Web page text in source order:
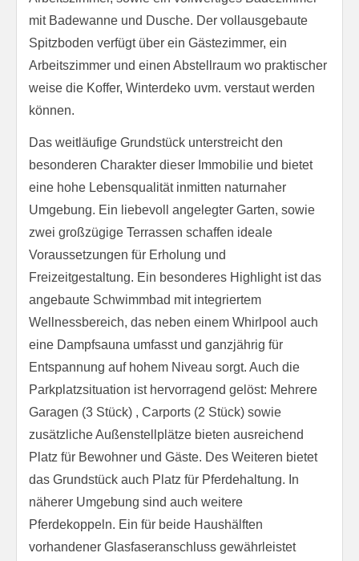
mit Badewanne und Dusche. Der vollausgebaute
Spitzboden verfügt über ein Gästezimmer, ein
Arbeitszimmer und einen Abstellraum wo praktischer
weise die Koffer, Winterdeko uvm. verstaut werden
können.
Das weitläufige Grundstück unterstreicht den
besonderen Charakter dieser Immobilie und bietet
eine hohe Lebensqualität inmitten naturnaher
Umgebung. Ein liebevoll angelegter Garten, sowie
zwei großzügige Terrassen schaffen ideale
Voraussetzungen für Erholung und
Freizeitgestaltung. Ein besonderes Highlight ist das
angebaute Schwimmbad mit integriertem
Wellnessbereich, das neben einem Whirlpool auch
eine Dampfsauna umfasst und ganzjährig für
Entspannung auf hohem Niveau sorgt. Auch die
Parkplatzsituation ist hervorragend gelöst: Mehrere
Garagen (3 Stück) , Carports (2 Stück) sowie
zusätzliche Außenstellplätze bieten ausreichend
Platz für Bewohner und Gäste. Des Weiteren bietet
das Grundstück auch Platz für Pferdehaltung. In
näherer Umgebung sind auch weitere
Pferdekoppeln. Ein für beide Haushälften
vorhandener Glasfaseranschluss gewährleistet